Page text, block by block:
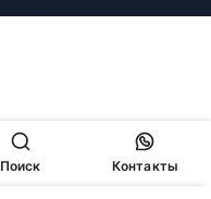
Поиск Контакты